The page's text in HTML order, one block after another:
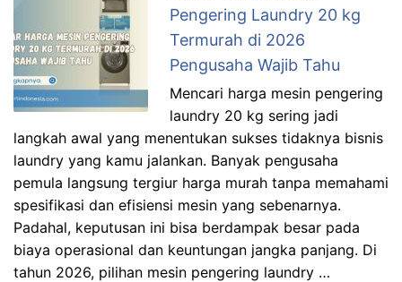
Pengering Laundry 20 kg
Termurah di 2026
Pengusaha Wajib Tahu
Mencari harga mesin pengering
laundry 20 kg sering jadi
langkah awal yang menentukan sukses tidaknya bisnis
laundry yang kamu jalankan. Banyak pengusaha
pemula langsung tergiur harga murah tanpa memahami
spesifikasi dan efisiensi mesin yang sebenarnya.
Padahal, keputusan ini bisa berdampak besar pada
biaya operasional dan keuntungan jangka panjang. Di
tahun 2026, pilihan mesin pengering laundry …